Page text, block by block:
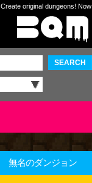
Create original dungeons! Now
SEARCH
無名のダンジョン